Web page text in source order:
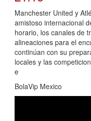
Manchester United y
amistoso internacional
horario, los canales de
alineaciones para el
continúan con su
locales y las
e
BolaVip Mexico